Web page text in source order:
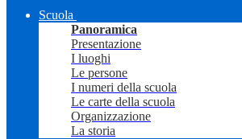
Scuola
Panoramica
Presentazione
I luoghi
Le persone
I numeri della scuola
Le carte della scuola
Organizzazione
La storia